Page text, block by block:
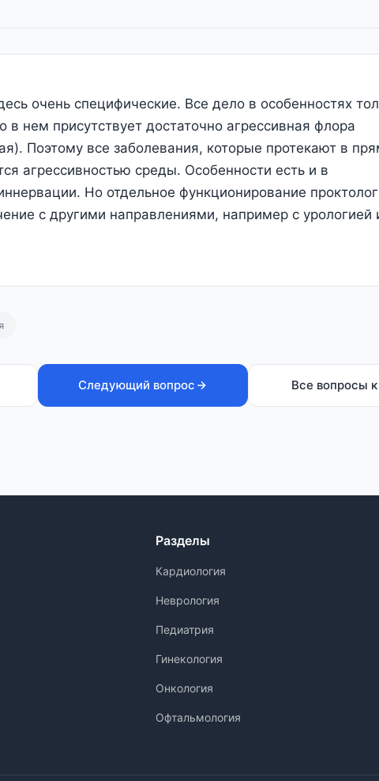
очень специфические. Все дело в особенностях
в нем присутствует достаточно агрессивная флора
Поэтому все заболевания, которые протекают в
агрессивностью среды. Особенности есть и в
Но отдельное функционирование
с другими направлениями, например с урологией
Следующий вопрос Все вопросы
Разделы
Кардиология
Неврология
Педиатрия
Гинекология
Онкология
Офтальмология